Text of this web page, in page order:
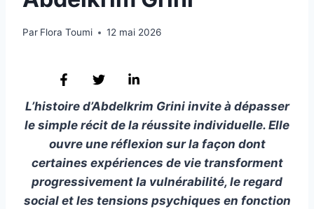
Par Flora Toumi 12 mai 2026
L’histoire d’Abdelkrim Grini invite à dépasser
le simple récit de la réussite individuelle. Elle
ouvre une réflexion sur la façon dont
certaines expériences de vie transforment
progressivement la vulnérabilité, le regard
social et les tensions psychiques en fonction